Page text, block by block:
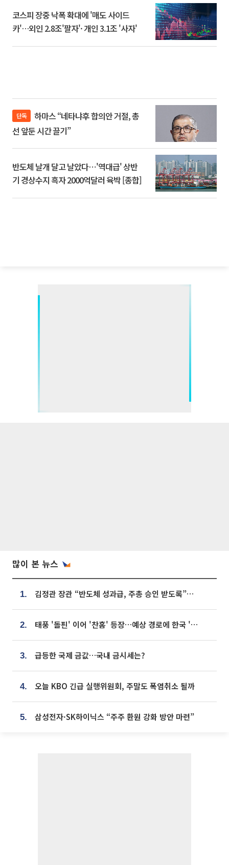
코스피 장중 낙폭 확대에 '매도 사이드
카'…외인 2.8조'팔자'· 개인 3.1조 '사자'
단독
선 앞둔 시간 끌기”
반도체 날개 달고 날았다⋯'역대급' 상반
기 경상수지 흑자 2000억달러 육박 [종합]
많이 본 뉴스
1. 김정관 장관 “반도체 성과급, 주총 승인 받도록”…상법·자본시장법 개정 시사
2. 태풍 '돌핀' 이어 '찬홈' 등장…예상 경로에 한국 '한숨'
3. 급등한 국제 금값…국내 금시세는?
4. 오늘 KBO 긴급 실행위원회, 주말도 폭염취소 될까
5. 삼성전자·SK하이닉스 “주주 환원 강화 방안 마련”